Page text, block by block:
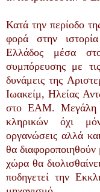
Κατά την περίοδο
φορά στην
Ελλάδος μέσα
συμπόρευσης με
δυνάμεις της
Ιωακείμ, Ηλείας
στο ΕΑΜ. Μεγάλη
κληρικών όχι
οργανώσεις αλλά
θα
χώρα θα
ποδηγετεί την